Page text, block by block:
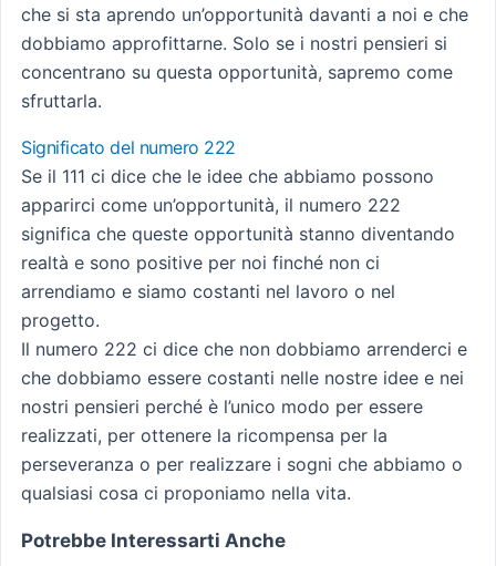
che si sta aprendo un’opportunità davanti a noi e che
dobbiamo approfittarne. Solo se i nostri pensieri si
concentrano su questa opportunità, sapremo come
sfruttarla.
Significato del numero 222
Se il 111 ci dice che le idee che abbiamo possono
apparirci come un’opportunità, il numero 222
significa che queste opportunità stanno diventando
realtà e sono positive per noi finché non ci
arrendiamo e siamo costanti nel lavoro o nel
progetto.
Il numero 222 ci dice che non dobbiamo arrenderci e
che dobbiamo essere costanti nelle nostre idee e nei
nostri pensieri perché è l’unico modo per essere
realizzati, per ottenere la ricompensa per la
perseveranza o per realizzare i sogni che abbiamo o
qualsiasi cosa ci proponiamo nella vita.
Potrebbe Interessarti Anche